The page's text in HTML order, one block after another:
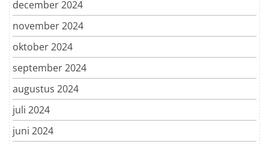
december 2024
november 2024
oktober 2024
september 2024
augustus 2024
juli 2024
juni 2024